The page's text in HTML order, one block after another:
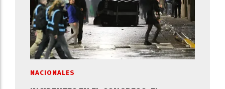
NACIONALES